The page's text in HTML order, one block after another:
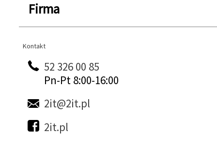
Firma
Kontakt
Kontakt
52 326 00 85
Pn-Pt 8:00-16:00
2it@2it.pl
2it.pl